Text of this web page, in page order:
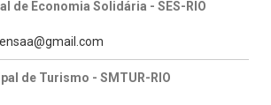
de Economia Solidária - SES-RIO
de Turismo - SMTUR-RIO